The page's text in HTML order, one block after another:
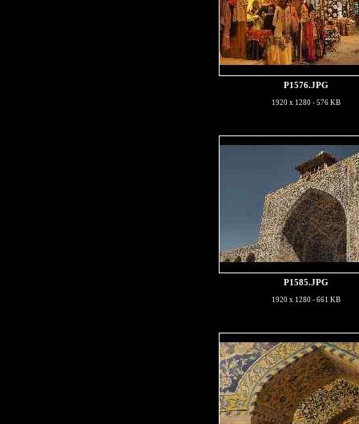
P1576.JPG
1920 x 1280 - 576 KB
P1585.JPG
1920 x 1280 - 661 KB